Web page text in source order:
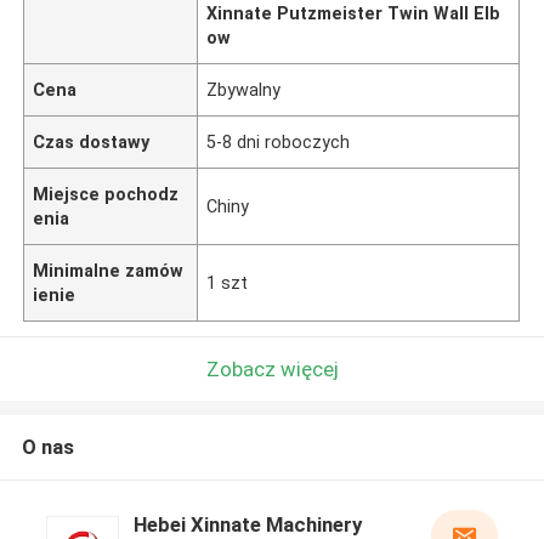
Xinnate Putzmeister Twin Wall Elb
ow
Cena Zbywalny
Czas dostawy 5-8 dni roboczych
Miejsce pochodz
enia
Chiny
Minimalne zamów
ienie
1 szt
Zobacz więcej
O nas
Hebei Xinnate Machinery